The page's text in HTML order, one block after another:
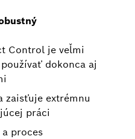
Control je veľmi
dokonca aj
zaisťuje extrémnu
práci
proces